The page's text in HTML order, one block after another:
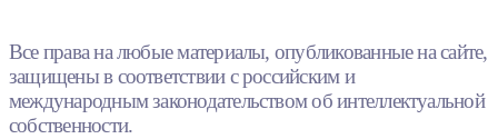
Все права на любые материалы, опубликованные на сайте,
защищены в соответствии с российским и
международным законодательством об интеллектуальной
собственности.